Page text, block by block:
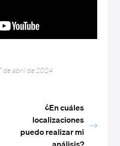
de abril de 2024
¿En cuáles
localizaciones
puedo realizar mi
análisis?